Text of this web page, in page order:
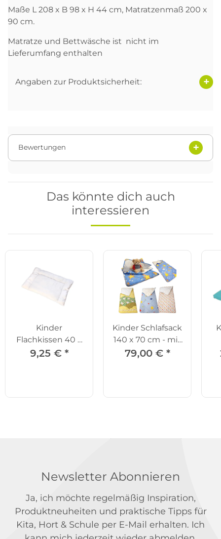
Maße L 208 x B 98 x H 44 cm, Matratzenmaß 200 x
90 cm.
Matratze und Bettwäsche ist nicht im
Lieferumfang enthalten
Angaben zur Produktsicherheit:
Bewertungen
Das könnte dich auch
interessieren
Kinder
Flachkissen 40 x
60 cm
9,25 € *
Kinder Schlafsack
140 x 70 cm - mit
Reißverschluss
79,00 € *
Newsletter Abonnieren
Ja, ich möchte regelmäßig Inspiration,
Produktneuheiten und praktische Tipps für
Kita, Hort & Schule per E-Mail erhalten. Ich